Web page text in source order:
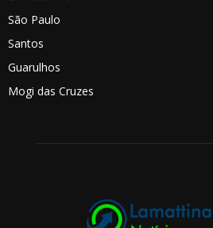
São Paulo
Santos
Guarulhos
Mogi das Cruzes